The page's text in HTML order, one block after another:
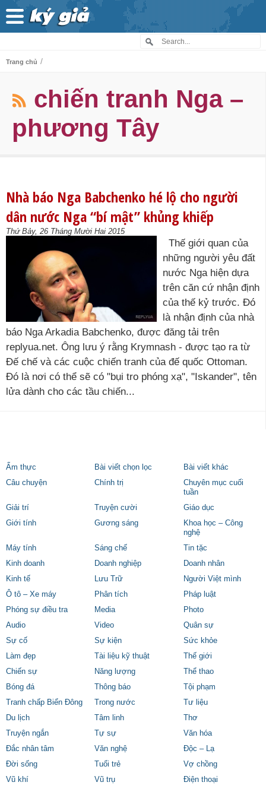
Trang chủ /
chiến tranh Nga –
phương Tây
Nhà báo Nga Babchenko hé lộ cho người
dân nước Nga “bí mật” khủng khiếp
Thứ Bảy, 26 Tháng Mười Hai 2015
Thế giới quan của
những người yêu đất
nước Nga hiện dựa
trên căn cứ nhận định
của thế kỷ trước. Đó
là nhận định của nhà
báo Nga Arkadia Babchenko, được đăng tải trên
replyua.net. Ông lưu ý rằng Krymnash - được tạo ra từ
Đế chế và các cuộc chiến tranh của đế quốc Ottoman.
Đó là nơi có thể sẽ có "bụi tro phóng xạ", "Iskander", tên
lửa dành cho các tầu chiến...
Ẩm thực Bài viết chọn lọc
Bài viết khác
Câu chuyện
Chính trị
Chuyên mục cuối
tuần
Giải trí
Truyện cười
Giáo dục
Giới tính
Gương sáng
Khoa học – Công
nghệ
Máy tính
Sáng chế
Tin tặc
Kinh doanh
Doanh nghiệp
Doanh nhân
Kinh tế
Lưu Trữ
Người Việt mình
Ô tô – Xe máy
Phân tích
Pháp luật
Phóng sự điều tra
Media
Photo
Audio
Video
Quân sự
Sự cố
Sự kiện
Sức khỏe
Làm đẹp
Tài liệu kỹ thuật
Thế giới
Chiến sự
Năng lượng
Thể thao
Bóng đá
Thông báo
Tội phạm
Tranh chấp Biển Đông
Trong nước
Tư liệu
Du lịch
Tâm linh
Thơ
Truyện ngắn
Tự sự
Văn hóa
Đắc nhân tâm
Văn nghệ
Độc – Lạ
Đời sống
Tuổi trẻ
Vợ chồng
Vũ khí
Vũ trụ Điện thoại